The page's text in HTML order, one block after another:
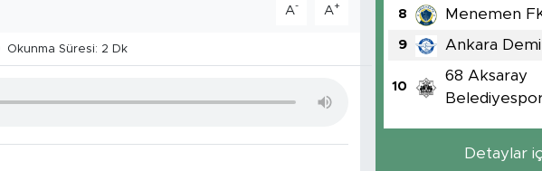
A- A+
Okunma Süresi: 2 Dk
8 Menemen
9 Ankara
10
68 Aksaray
Detaylar